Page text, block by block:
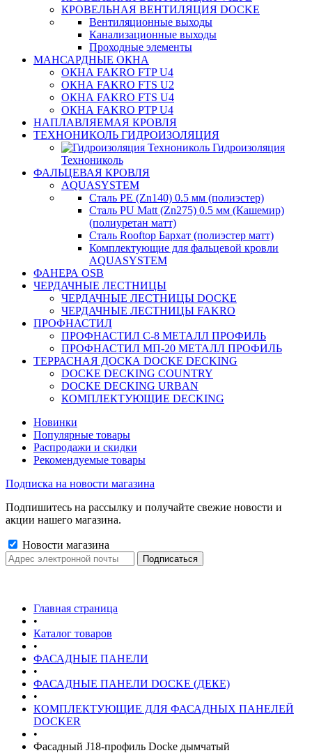
КРОВЕЛЬНАЯ ВЕНТИЛЯЦИЯ DOCKE
Вентиляционные выходы
Канализационные выходы
Проходные элементы
МАНСАРДНЫЕ ОКНА
ОКНА FAKRO FTP U4
ОКНА FAKRO FTS U2
ОКНА FAKRO FTS U4
ОКНА FAKRO PTP U4
НАПЛАВЛЯЕМАЯ КРОВЛЯ
ТЕХНОНИКОЛЬ ГИДРОИЗОЛЯЦИЯ
Гидроизоляция
Технониколь
ФАЛЬЦЕВАЯ КРОВЛЯ
AQUASYSTEM
Сталь PE (Zn140) 0.5 мм (полиэстер)
Сталь PU Matt (Zn275) 0.5 мм (Кашемир)
(полиуретан матт)
Сталь Rooftop Бархат (полиэстер матт)
Комплектующие для фальцевой кровли
AQUASYSTEM
ФАНЕРА OSB
ЧЕРДАЧНЫЕ ЛЕСТНИЦЫ
ЧЕРДАЧНЫЕ ЛЕСТНИЦЫ DOCKE
ЧЕРДАЧНЫЕ ЛЕСТНИЦЫ FAKRO
ПРОФНАСТИЛ
ПРОФНАСТИЛ C-8 МЕТАЛЛ ПРОФИЛЬ
ПРОФНАСТИЛ МП-20 МЕТАЛЛ ПРОФИЛЬ
ТЕРРАСНАЯ ДОСКА DOCKE DECKING
DOCKE DECKING COUNTRY
DOCKE DECKING URBAN
КОМПЛЕКТУЮЩИЕ DECKING
Новинки
Популярные товары
Распродажи и скидки
Рекомендуемые товары
Подписка на новости магазина
Подпишитесь на рассылку и получайте свежие новости и
акции нашего магазина.
Новости магазина
Главная страница
•
Каталог товаров
•
ФАСАДНЫЕ ПАНЕЛИ
•
ФАСАДНЫЕ ПАНЕЛИ DOCKE (ДЕКЕ)
•
КОМПЛЕКТУЮЩИЕ ДЛЯ ФАСАДНЫХ ПАНЕЛЕЙ
DOCKER
•
Фасадный J18-профиль Docke дымчатый